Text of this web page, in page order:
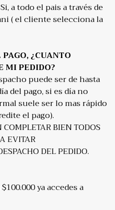
Si, a todo el pais a través de
( el cliente selecciona la
¿CUANTO
MI PEDIDO?
puede ser de hasta
del pago, si es día no
suele ser lo mas rápido
el pago).
BIEN TODOS
EVITAR
DEL PEDIDO.
ya accedes a